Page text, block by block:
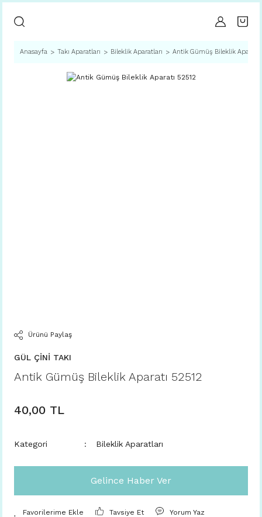
Anasayfa Takı Aparatları Bileklik Aparatları Antik Gümüş Bileklik Aparatı
Ürünü Paylaş
GÜL ÇİNİ TAKI
Antik Gümüş Bileklik Aparatı 52512
40,00 TL
Kategori Bileklik Aparatları
Gelince Haber Ver
Tavsiye Et Yorum Yaz